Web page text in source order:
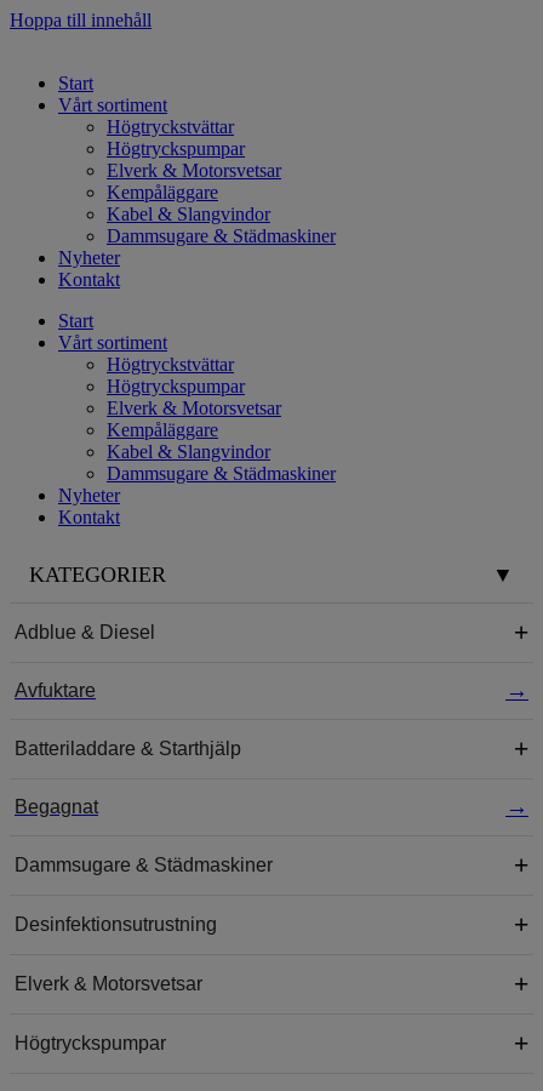
Hoppa till innehåll
Start
Vårt sortiment
Högtryckstvättar
Högtryckspumpar
Elverk & Motorsvetsar
Kempåläggare
Kabel & Slangvindor
Dammsugare & Städmaskiner
Nyheter
Kontakt
Start
Vårt sortiment
Högtryckstvättar
Högtryckspumpar
Elverk & Motorsvetsar
Kempåläggare
Kabel & Slangvindor
Dammsugare & Städmaskiner
Nyheter
Kontakt
KATEGORIER ▼
Adblue & Diesel
Avfuktare
Batteriladdare & Starthjälp
Begagnat
Dammsugare & Städmaskiner
Desinfektionsutrustning
Elverk & Motorsvetsar
Högtryckspumpar